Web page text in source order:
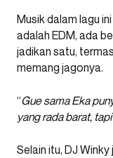
Musik dalam lagu
adalah EDM, ada
jadikan satu,
memang jagonya.
“Gue sama Eka
yang rada barat,
Selain itu, DJ